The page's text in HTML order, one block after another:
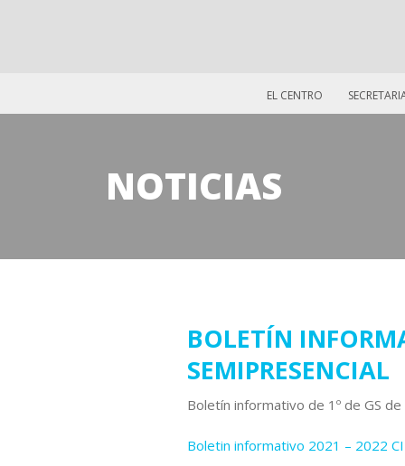
EL CENTRO
NOTICIAS
BOLETÍN
SEMIPRESENCIAL
Boletín informativo de 1º de GS
Boletin informativo 2021 – 2022